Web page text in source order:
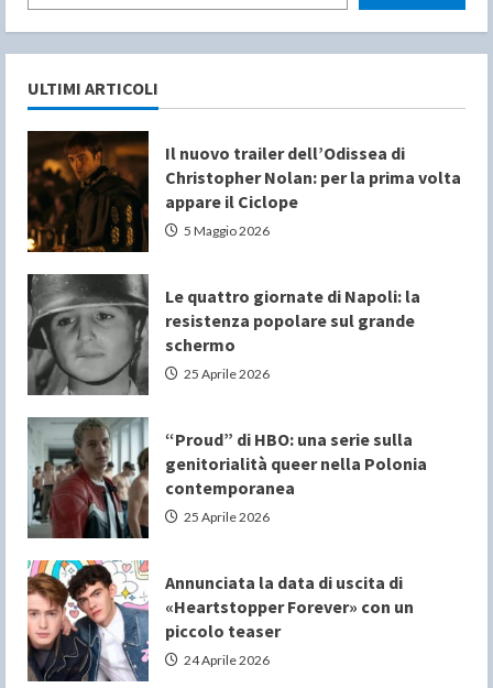
ULTIMI ARTICOLI
Il nuovo trailer dell’Odissea di
Christopher Nolan: per la prima volta
appare il Ciclope
5 Maggio 2026
Le quattro giornate di Napoli: la
resistenza popolare sul grande
schermo
25 Aprile 2026
“Proud” di HBO: una serie sulla
genitorialità queer nella Polonia
contemporanea
25 Aprile 2026
Annunciata la data di uscita di
«Heartstopper Forever» con un
piccolo teaser
24 Aprile 2026